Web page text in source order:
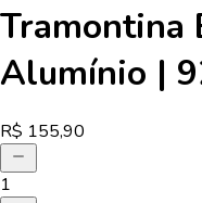
Tramontina
Alumínio |
R$ 155,90
1